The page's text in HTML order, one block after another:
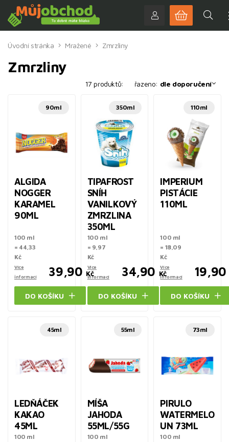
Úvodní stránka Mražené Zmrzliny
Zmrzliny
17 produktů: řazeno: dle doporučení
90ml
ALGIDA
NOGGER
KARAMEL
90ML
100 ml
= 44,33
Kč
Více
informací
39,90 Kč
DO KOŠÍKU
350ml
TIPAFROST
SNÍH
VANILKOVÝ
ZMRZLINA
350ML
100 ml
= 9,97
Kč
Více
informací
34,90 Kč
DO KOŠÍKU
110ml
IMPERIUM
PISTÁCIE
110ML
100 ml
= 18,09
Kč
Více
informací
19,90
DO KOŠÍKU
45ml
LEDŇÁČEK
KAKAO
45ML
100 ml
55ml
MÍŠA
JAHODA
55ML/55G
100 ml
73ml
PIRULO
WATERMELO
UN 73ML
100 ml